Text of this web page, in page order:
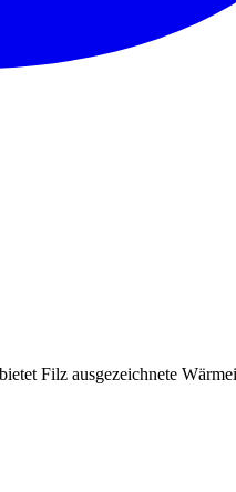
Filz ausgezeichnete